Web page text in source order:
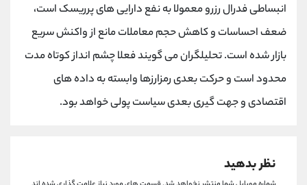
انبساطی فدرال رزرو معمولا به نفع دارایی های پرریسک است،
ضعف احساسات و کاهش حجم معاملات مانع از واکنش سریع
بازار شده است. تحلیلگران می گویند فعلا چشم انداز کوتاه مدت
محدود است و حرکت بعدی رمزارزها وابسته به داده های
اقتصادی و جهت گیری بعدی سیاست پولی خواهد بود.
نظر بدهید